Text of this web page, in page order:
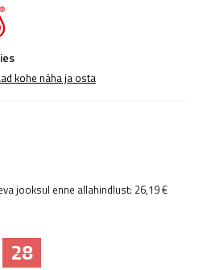
kohe näha ja osta
jooksul enne allahindlust: 26,19 €
28